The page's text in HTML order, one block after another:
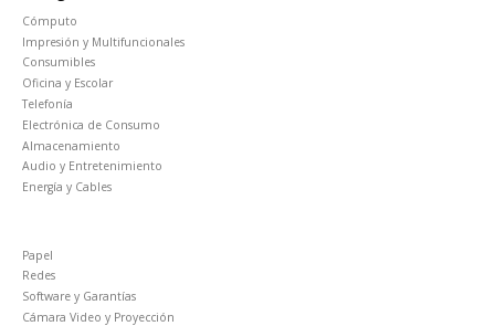
Cómputo
Impresión y Multifuncionales
Consumibles
Oficina y Escolar
Telefonía
Electrónica de Consumo
Almacenamiento
Audio y Entretenimiento
Energía y Cables
Papel
Redes
Software y Garantías
Cámara Video y Proyección